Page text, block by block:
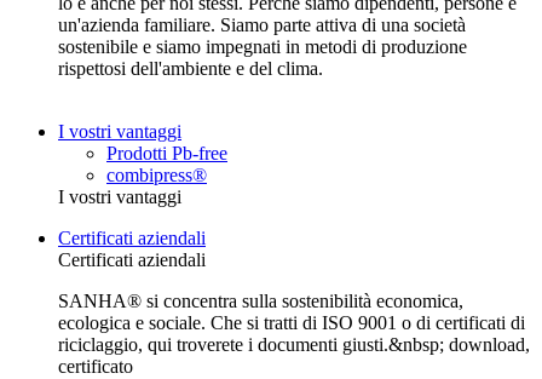
un'azienda familiare. Siamo parte attiva di una società
sostenibile e siamo impegnati in metodi di produzione
rispettosi dell'ambiente e del clima.
I vostri vantaggi
Prodotti Pb-free
combipress®
I vostri vantaggi
Certificati aziendali
Certificati aziendali
SANHA® si concentra sulla sostenibilità economica,
ecologica e sociale. Che si tratti di ISO 9001 o di certificati di
riciclaggio, qui troverete i documenti giusti.&nbsp; download,
certificato